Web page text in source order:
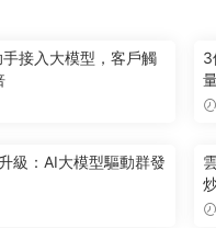
接入大模型，客戶觸
3
級：AI大模型驅動群發